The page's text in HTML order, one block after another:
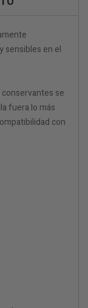
sensibles en el
se
fuera lo más
con